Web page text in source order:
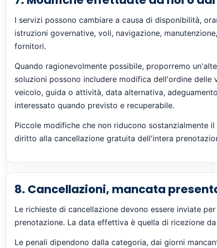
I servizi possono cambiare a causa di disponibilità,
istruzioni governative, voli, navigazione,
fornitori.
Quando ragionevolmente possibile, proporremo
soluzioni possono includere modifica dell'ordine delle
veicolo, guida o attività, data alternativa,
interessato quando previsto e recuperabile.
Piccole modifiche che non riducono sostanzialmente
diritto alla cancellazione gratuita dell'intera
8. Cancellazioni, mancata
Le richieste di cancellazione devono essere inviate
prenotazione. La data effettiva è quella di ricezione
Le penali dipendono dalla categoria, dai giorni